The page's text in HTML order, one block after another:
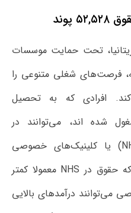
تحت حمایت موسسات
فرصت‌های شغلی متنوعی را
افرادی که به تحصیل
شده اند، می‌توانند در
سرویس سلامت همگانی (NHS) یا کلینیک‌های خصوصی
مشغول به کار شوند. در حالی که حقوق در NHS معمولا کمتر
درآمدهای بالایی